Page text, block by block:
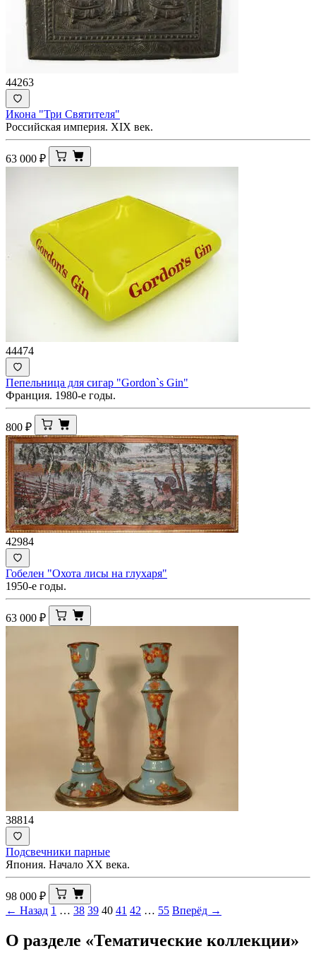
44263
Икона "Три Святителя"
Российская империя. XIX век.
63 000 ₽
44474
Пепельница для сигар "Gordon`s Gin"
Франция. 1980-е годы.
800 ₽
42984
Гобелен "Охота лисы на глухаря"
1950-е годы.
63 000 ₽
38814
Подсвечники парные
Япония. Начало ХХ века.
98 000 ₽
← Назад 1 … 38 39 40 41 42 … 55 Вперёд →
О разделе «Тематические коллекции»